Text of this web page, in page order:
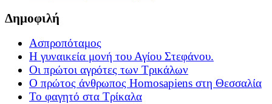
Δημοφιλή
Ασπροπόταμος
Η γυναικεία μονή του Αγίου Στεφάνου.
Οι πρώτοι αγρότες των Τρικάλων
Ο πρώτος άνθρωπος Homosapiens στη Θεσσαλία
Το φαγητό στα Τρίκαλα